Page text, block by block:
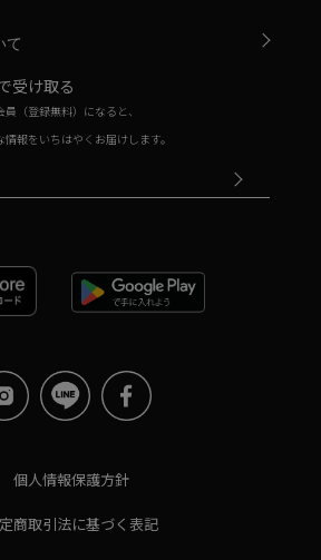
て
受け取る
（登録無料）になると、
報をいちはやくお届けします。
個人情報保護方針
商取引法に基づく表記